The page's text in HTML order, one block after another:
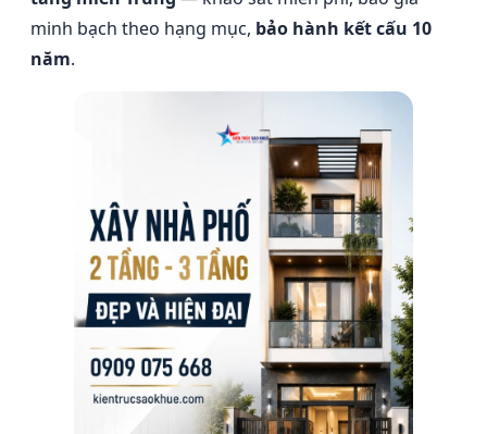
minh bạch theo hạng mục, bảo hành kết cấu 10
năm.